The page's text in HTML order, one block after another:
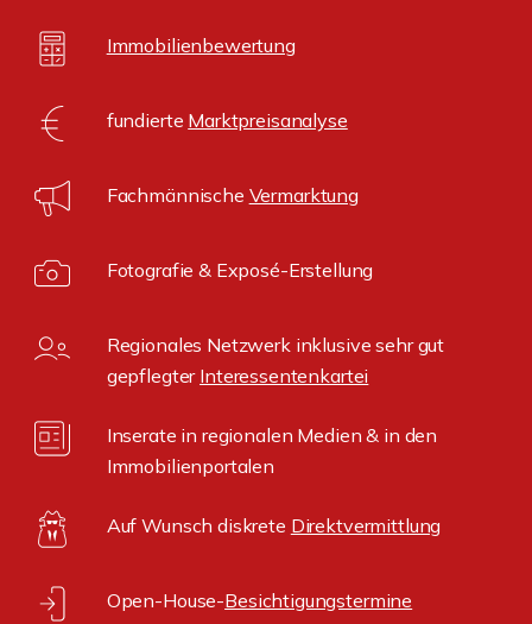
Immobilienbewertung
fundierte Marktpreisanalyse
Fachmännische Vermarktung
Fotografie & Exposé-Erstellung
Regionales Netzwerk inklusive sehr gut
gepflegter Interessentenkartei
Inserate in regionalen Medien & in den
Immobilienportalen
Auf Wunsch diskrete Direktvermittlung
Open-House-Besichtigungstermine